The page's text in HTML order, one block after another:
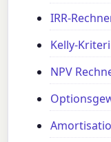
IRR-
Kelly-
NPV